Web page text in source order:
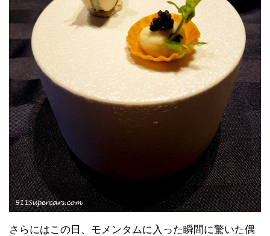
さらにはこの日、モメンタムに入った瞬間に驚いた偶